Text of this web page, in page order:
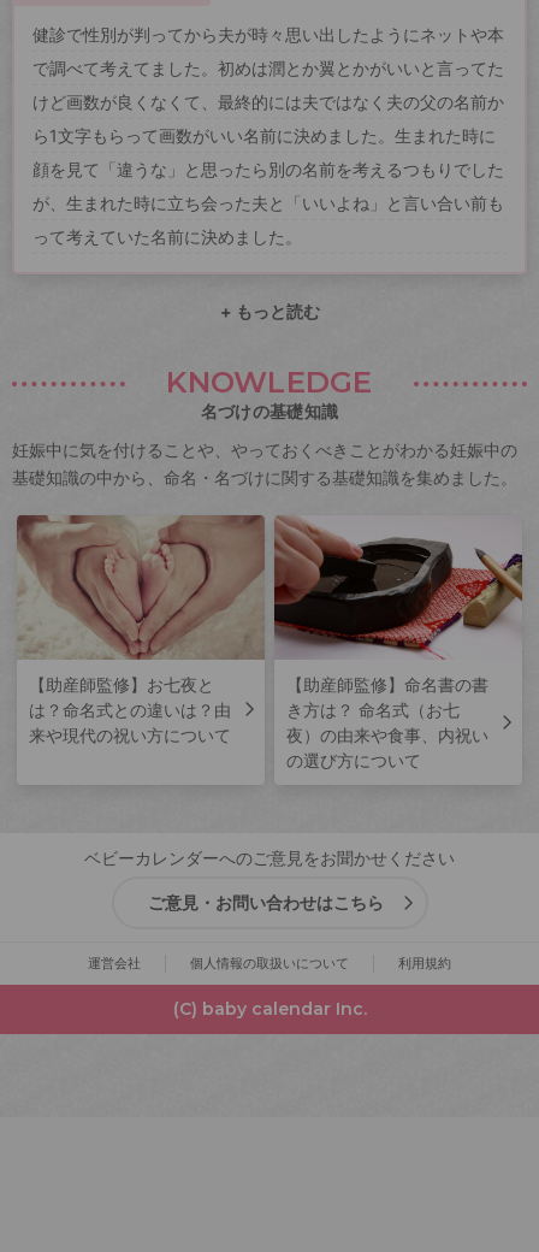
健診で性別が判ってから夫が時々思い出したようにネットや本
で調べて考えてました。初めは潤とか翼とかがいいと言ってた
けど画数が良くなくて、最終的には夫ではなく夫の父の名前か
ら1文字もらって画数がいい名前に決めました。生まれた時に
顔を見て「違うな」と思ったら別の名前を考えるつもりでした
が、生まれた時に立ち会った夫と「いいよね」と言い合い前も
って考えていた名前に決めました。
+ もっと読む
KNOWLEDGE
名づけの基礎知識
妊娠中に気を付けることや、やっておくべきことがわかる妊娠中の
基礎知識の中から、命名・名づけに関する基礎知識を集めました。
【助産師監修】お七夜と
は？命名式との違いは？由
来や現代の祝い方について
【助産師監修】命名書の書
き方は？ 命名式（お七
夜）の由来や食事、内祝い
の選び方について
ベビーカレンダーへのご意見をお聞かせください
ご意見・お問い合わせはこちら
運営会社 個人情報の取扱いについて 利用規約
(C) baby calendar Inc.